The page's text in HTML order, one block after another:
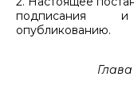
подписания
опубликованию.